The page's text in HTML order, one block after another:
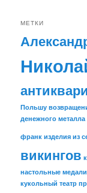
МЕТКИ
Польшу
денежного металла
франк изделия из
викингов
настольные медали
кукольный театр